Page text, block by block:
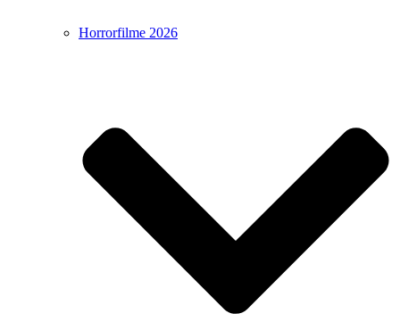
Horrorfilme 2026